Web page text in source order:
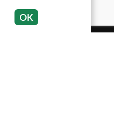
OK